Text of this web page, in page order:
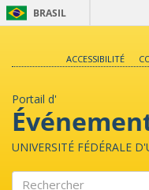
BRASIL
ACCESSIBILITÉ
Portail d'
UNIVERSITÉ FÉDÉRALE